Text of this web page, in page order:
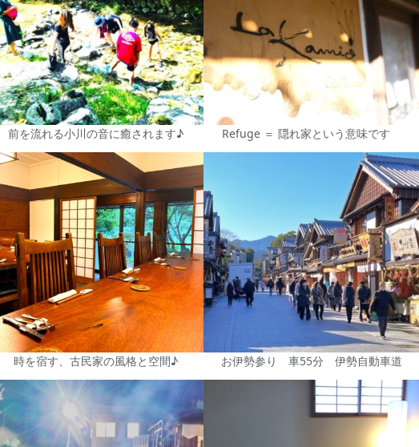
前を流れる小川の音に癒されます♪ Refuge ＝ 隠れ家という意味です
時を宿す、古民家の風格と空間♪ お伊勢参り 車55分 伊勢自動車道